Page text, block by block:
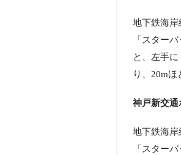
地下鉄海岸
「スター
と、左手
り、20m
神戸新交通
地下鉄海岸
「スター